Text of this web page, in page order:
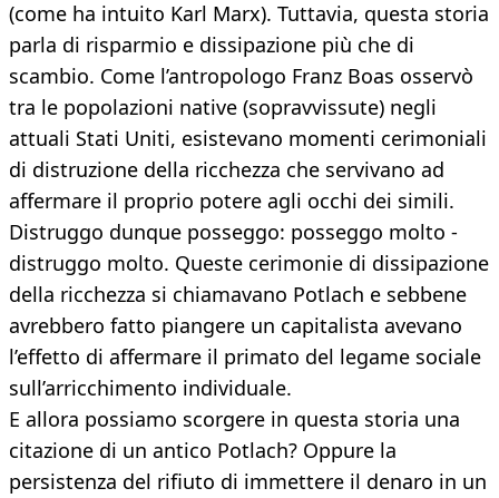
(come ha intuito Karl Marx). Tuttavia, questa storia
parla di risparmio e dissipazione più che di
scambio. Come l’antropologo Franz Boas osservò
tra le popolazioni native (sopravvissute) negli
attuali Stati Uniti, esistevano momenti cerimoniali
di distruzione della ricchezza che servivano ad
affermare il proprio potere agli occhi dei simili.
Distruggo dunque posseggo: posseggo molto -
distruggo molto. Queste cerimonie di dissipazione
della ricchezza si chiamavano Potlach e sebbene
avrebbero fatto piangere un capitalista avevano
l’effetto di affermare il primato del legame sociale
sull’arricchimento individuale.
E allora possiamo scorgere in questa storia una
citazione di un antico Potlach? Oppure la
persistenza del rifiuto di immettere il denaro in un